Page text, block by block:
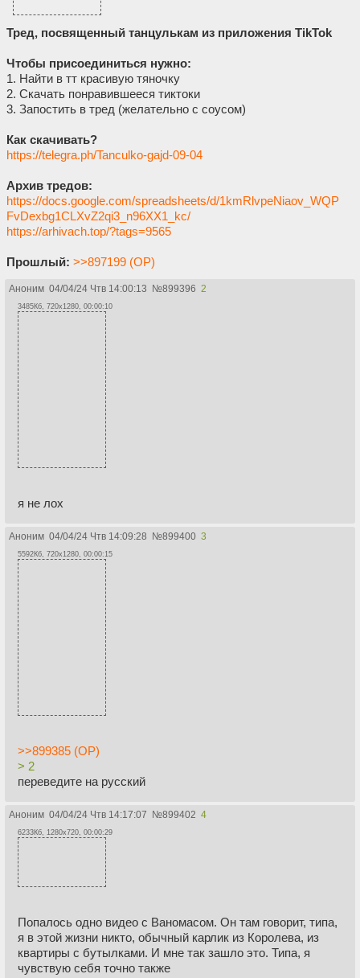
Тред, посвященный танцулькам из приложения TikTok
Чтобы присоединиться нужно:
1. Найти в тт красивую тяночку
2. Скачать понравившееся тиктоки
3. Запостить в тред (желательно с соусом)
Как скачивать?
https://telegra.ph/Tanculko-gajd-09-04
Архив тредов:
https://docs.google.com/spreadsheets/d/1kmRlvpeNiaov_WQP
FvDexbg1CLXvZ2qi3_n96XX1_kc/
https://arhivach.top/?tags=9565
Прошлый: >>897199 (OP)
Аноним 04/04/24 Чтв 14:00:13 №899396 2
3485Кб, 720x1280, 00:00:10
я не лох
Аноним 04/04/24 Чтв 14:09:28 №899400 3
5592Кб, 720x1280, 00:00:15
>>899385 (OP)
> 2
переведите на русский
Аноним 04/04/24 Чтв 14:17:07 №899402 4
6233Кб, 1280x720, 00:00:29
Попалось одно видео с Ваномасом. Он там говорит, типа,
я в этой жизни никто, обычный карлик из Королева, из
квартиры с бутылками. И мне так зашло это. Типа, я
чувствую себя точно также